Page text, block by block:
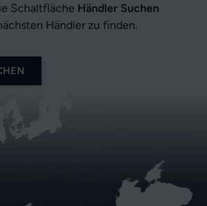
Schaltfläche Händler Suchen
Händler zu finden.